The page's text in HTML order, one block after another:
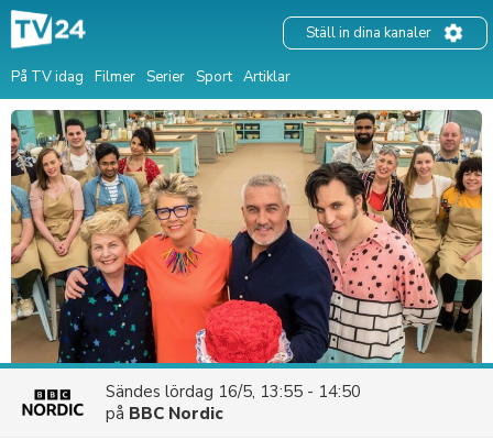
På TV idag Filmer Serier Sport Artiklar
Ställ in dina kanaler
Sändes lördag 16/5, 13:55 - 14:50
på BBC Nordic